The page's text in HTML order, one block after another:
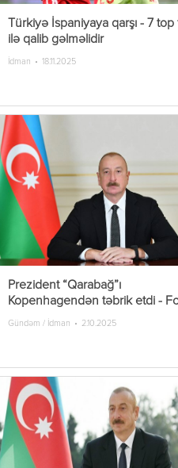
Türkiyə İspaniyaya qarşı - 7
ilə qalib gəlməlidir
İdman 18.11.2025
Prezident “Qarabağ”ı
Kopenhagendən təbrik etdi -
Gündəm / İdman 2.10.2025